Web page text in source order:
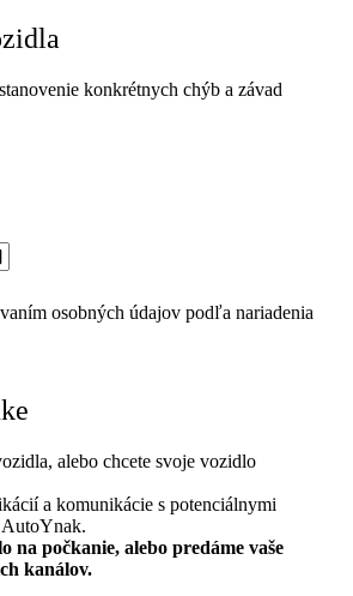
konkrétnych chýb a závad
osobných údajov podľa nariadenia
alebo chcete svoje vozidlo
a komunikácie s potenciálnymi
na počkanie, alebo predáme vaše
kanálov.